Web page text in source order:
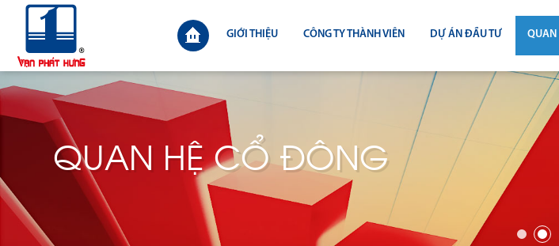
GIỚI THIỆU CÔNG TY THÀNH VIÊN DỰ ÁN ĐẦU TƯ QUAN
ĐẠI
QUAN HỆ CỔ ĐÔNG